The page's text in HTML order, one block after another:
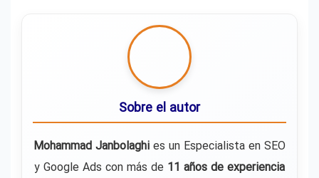
Sobre el autor
Mohammad Janbolaghi es un Especialista en SEO
y Google Ads con más de 11 años de experiencia